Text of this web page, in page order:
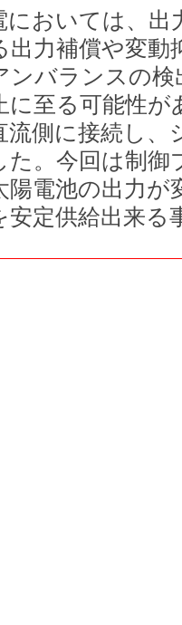
においては、
出力補償や変
ンバランスの
に至る可能性
流側に接続し
た。今回は制御
陽電池の出力
安定供給出来る